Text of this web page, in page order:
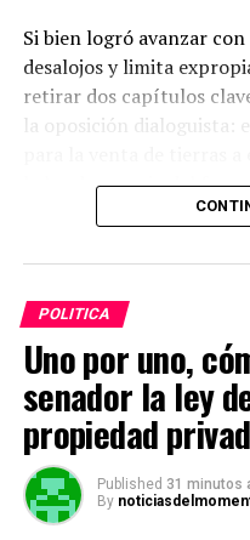
Si bien logró avanzar
desalojos y limita
retirar dos capítulos
la oposición dialoguista:
la ley de manejo del
productivas afectadas
POLITICA
Uno por uno,
senador la ley
propiedad
Published 31 minutos
By